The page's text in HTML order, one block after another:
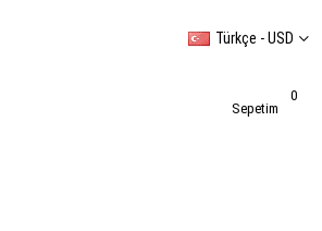
Türkçe - USD
Sepetim
0